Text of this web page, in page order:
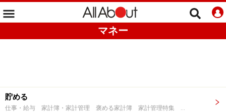
マネー
貯める
仕事・給与 家計簿・家計管理 褒める家計簿 家計管理特集 1000万円貯める家計のムダ見直し術 マネープラン 脱・貯まらない人になる！マネープランクリニック 増税前の最強マネープラン&カード術 3000万円を老後までに貯める シングル女性のお金15の質問 暮らしとお金の話題 預金・貯金 貯蓄 お金が貯まる人になる連載 マネーtips！お金持ちになるための365日 お金の悩みを解決！マネープランクリニック これでお金持ち！金運アップする方法 年収200万円時代に考えるお金サバイバル術 気になるあの人にお金突撃インタビュー 月3万円貯められる人になる お金が貯まる 黄金の習慣 お金美人のすすめ ふたりで学ぶマネー術 賢く生きる3分間マネーハック お金を呼ぶ財布 8の法則 1年で100万円を貯める! 私の方法 1000万貯めている人のすごいマネー習慣 30代で貯蓄300万円を目指す必勝法 最新版お金が貯まる仕組み30 幸せになるお金との付き合い方 お金持ちになれる財布と習慣 お金を貯める体質改善ノート お金の教科書～はじめて編～ マネービギナー 勝ち組への道 マネーワイドショー講座 マネーで学ぶ英語 銀行・郵便局 秘伝！1000万円貯まる最短ルート 最強の預け先厳選10 イマドキ100万円の束の預け先・増やし方 10万円からのボーナスの増やし方入門 1000万円を貯める！必勝法＆商品ガイド 増やせる脳×増やせる預け先の活用法